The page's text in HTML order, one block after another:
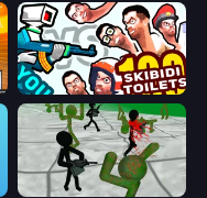
You vs 100 Skibidi Toilets
Stickman Zombie 3D